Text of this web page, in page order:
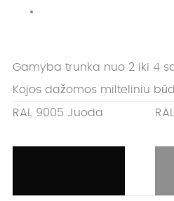
Gamyba trunka nuo 2 iki 4
Kojos dažomos milteliniu
RAL 9005 Juoda